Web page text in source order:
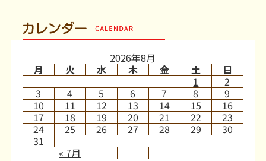
カレンダー
2026年8月
月
火 水 木 金 土 日
« 7月
1
2
3
4 5 6 7 8
9
10
11 12 13 14 15
16
17
18 19 20 21 22
23
24
25 26 27 28 29
30
31